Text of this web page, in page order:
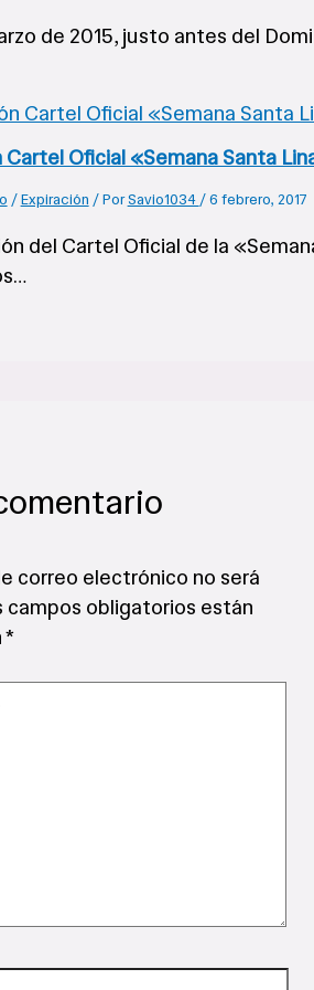
de 2015, justo antes del
Oficial «Semana Santa
/Expiración / PorSavio1034 /6 febrero, 2017
del Cartel Oficial de la
correo electrónico no será
campos obligatorios están
*